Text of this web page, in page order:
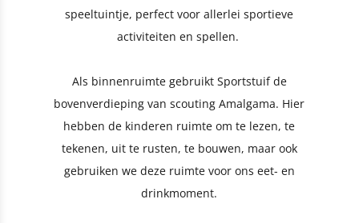
speeltuintje, perfect voor allerlei sportieve
activiteiten en spellen.
Als binnenruimte gebruikt Sportstuif de
bovenverdieping van scouting Amalgama. Hier
hebben de kinderen ruimte om te lezen, te
tekenen, uit te rusten, te bouwen, maar ook
gebruiken we deze ruimte voor ons eet- en
drinkmoment.